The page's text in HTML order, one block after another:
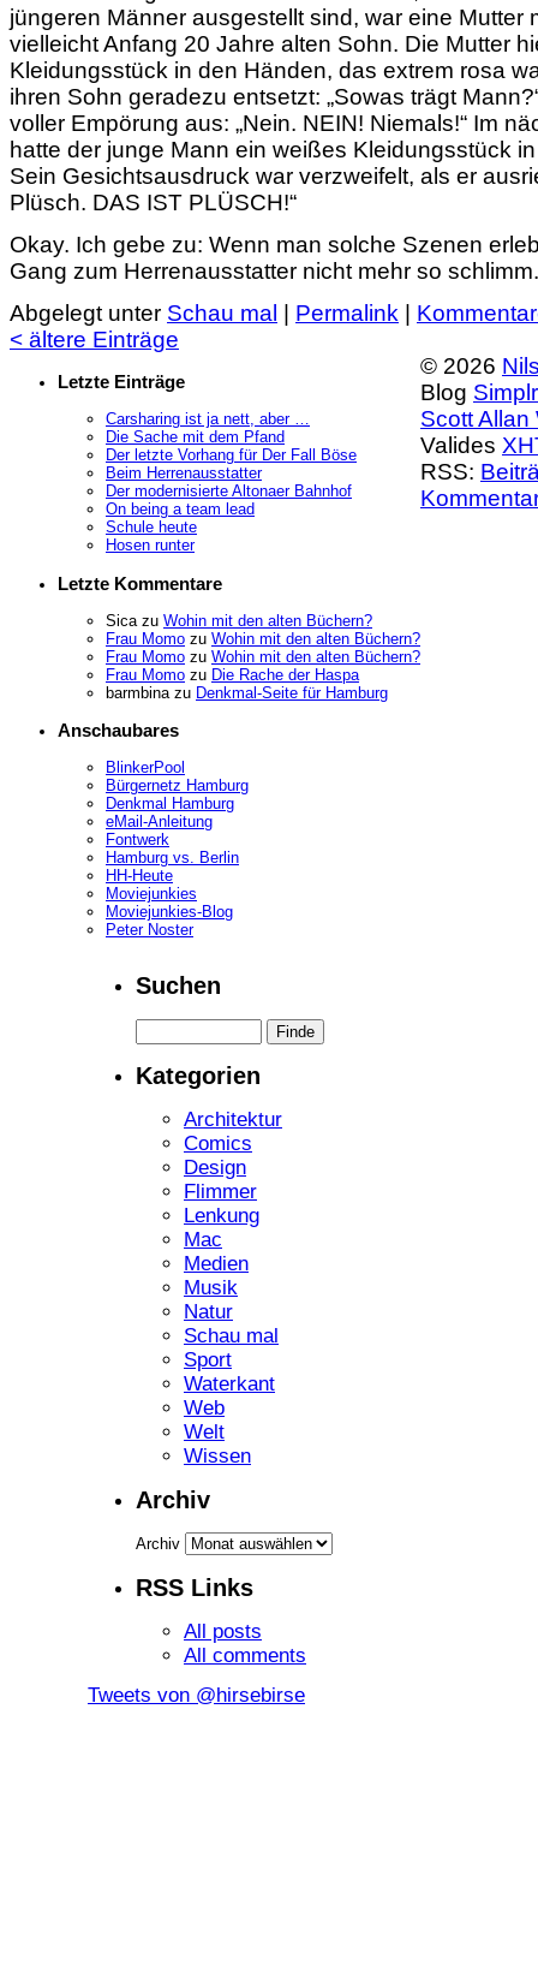
jüngeren Männer ausgestellt sind, war eine Mutter
vielleicht Anfang 20 Jahre alten Sohn. Die Mutter
Kleidungsstück in den Händen, das extrem rosa
ihren Sohn geradezu entsetzt:
Sowas trägt Mann?
voller Empörung aus:
Nein. NEIN! Niemals!
Im
hatte der junge Mann ein weißes Kleidungsstück
Sein Gesichtsausdruck war verzweifelt, als er
Plüsch. DAS IST PLÜSCH!
Okay. Ich gebe zu: Wenn man solche Szenen
Gang zum Herrenausstatter nicht mehr so schlimm.
Abgelegt unter Schau mal Permalink
< ältere Einträge
Letzte Einträge
Carsharing ist ja nett, aber …
Die Sache mit dem Pfand
Der letzte Vorhang für Der Fall Böse
Beim Herrenausstatter
Der modernisierte Altonaer Bahnhof
On being a team lead
Schule heute
Hosen runter
Letzte Kommentare
Sica zu Wohin mit den alten Büchern?
Frau Momo zu Wohin mit den alten Büchern?
Frau Momo zu Wohin mit den alten Büchern?
Frau Momo zu Die Rache der Haspa
barmbina zu Denkmal-Seite für Hamburg
Anschaubares
BlinkerPool
Bürgernetz Hamburg
Denkmal Hamburg
eMail-Anleitung
Fontwerk
Hamburg vs. Berlin
HH-Heute
Moviejunkies
Moviejunkies-Blog
Peter Noster
Suchen
Kategorien
Architektur
Comics
Design
Flimmer
Lenkung
Mac
Medien
Musik
Natur
Schau mal
Sport
Waterkant
Web
Welt
Wissen
Archiv
Archiv
RSS Links
All posts
All comments
Tweets von @hirsebirse
© 2026
Blog Simplr
ScottAllan
Valides
RSS: